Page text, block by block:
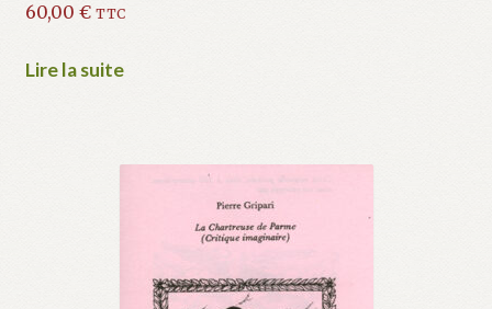
60,00 € TTC
Lire la suite